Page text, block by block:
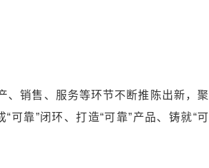
、销售、服务等环节不断推陈出新，聚
靠”闭环、打造“可靠”产品、铸就“可